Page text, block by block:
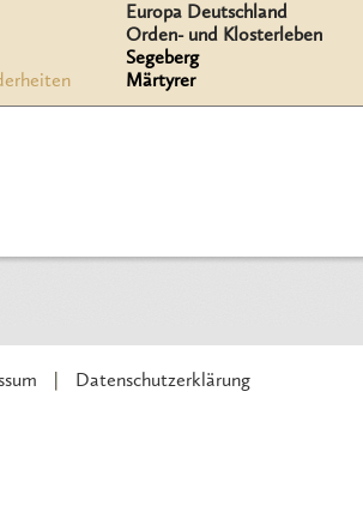
Europa Deutschland
Orden- und Klosterleben
Segeberg
Märtyrer
Datenschutzerklärung